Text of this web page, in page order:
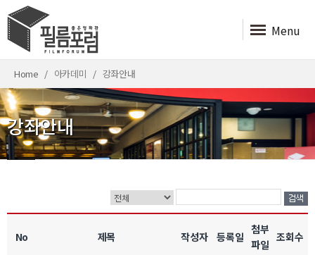
Menu
Home 아카데미 강좌안내
강좌안내
No 제목 작성자 등록일
첨부
파일
조회수